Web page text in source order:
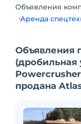
Объявления
Аренда
Объявления
(дробильная
продана